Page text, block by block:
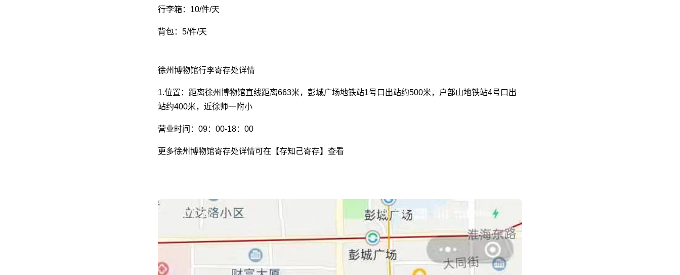
行李箱：10/件/天
背包：5/件/天
徐州博物馆行李寄存处详情
1.位置：距离徐州博物馆直线距离663米，彭城广场地铁站1号口出站约500米，户部山地铁站4号口出
站约400米，近徐师一附小
营业时间：09：00-18：00
更多徐州博物馆寄存处详情可在【存知己寄存】查看